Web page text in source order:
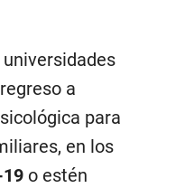
a
para
en los
19 o estén